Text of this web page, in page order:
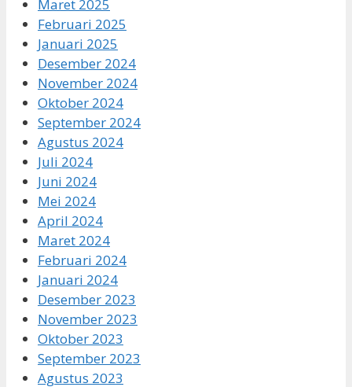
Maret 2025
Februari 2025
Januari 2025
Desember 2024
November 2024
Oktober 2024
September 2024
Agustus 2024
Juli 2024
Juni 2024
Mei 2024
April 2024
Maret 2024
Februari 2024
Januari 2024
Desember 2023
November 2023
Oktober 2023
September 2023
Agustus 2023